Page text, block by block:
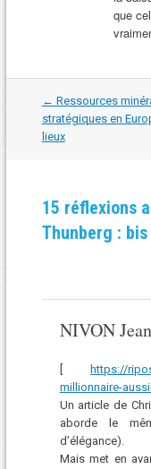
que
Navigation
dans
les
articles
← Ressources
stratégiques en
lieux
15 réflexions
Thunberg :
NIVON Jean
https://
millionnaire-
Un article de
aborde le
d’élégance).
Mais met en